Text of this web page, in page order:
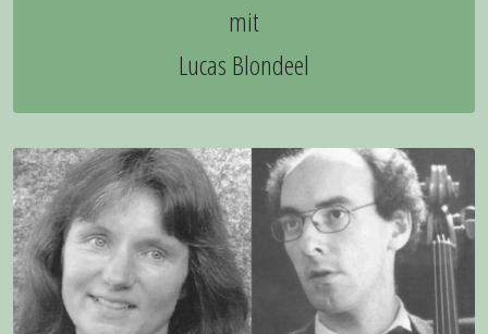
mit
Lucas Blondeel